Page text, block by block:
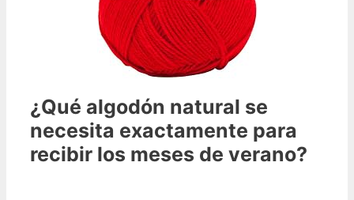
¿Qué algodón natural se
necesita exactamente para
recibir los meses de verano?